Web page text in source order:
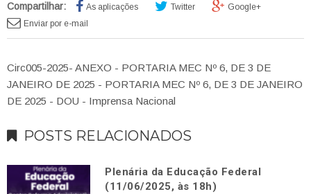
Compartilhar: As aplicações Twitter
Google+
Enviar por e-mail
Circ005-2025- ANEXO - PORTARIA MEC Nº 6, DE 3 DE
JANEIRO DE 2025 - PORTARIA MEC Nº 6, DE 3 DE JANEIRO
DE 2025 - DOU - Imprensa Nacional
POSTS RELACIONADOS
Plenária da Educação Federal
(11/06/2025, às 18h)